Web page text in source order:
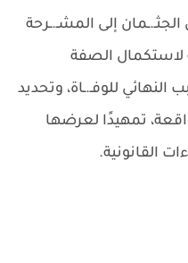
إلى المشـ.ـرحة
الصفة
النهائي للوفـ.ـاة، وتحديد
تمهيدًا لعرضها
القانونية.